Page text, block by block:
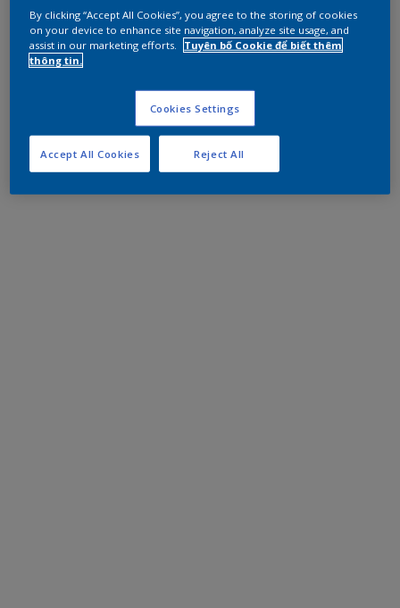
By clicking “Accept All Cookies”, you agree to the storing of cookies
on your device to enhance site navigation, analyze site usage, and
assist in our marketing efforts.
Tuyên bố Cookie để biết thêm
thông tin.
Cookies Settings
Reject All
Accept All Cookies